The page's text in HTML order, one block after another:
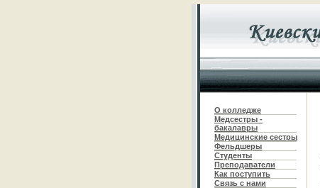
О колледже
Медсестры -
бакалавры
Медицинские сестры
Фельдшеры
Студенты
Преподаватели
Как поступить
Связь с нами